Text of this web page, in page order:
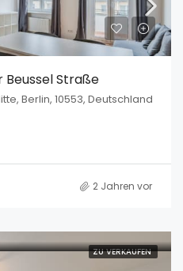
Beussel Straße
Berlin, 10553, Deutschland
2 Jahren vor
ZU VERKAUFEN